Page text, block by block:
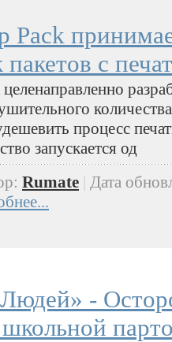
Pack
с
процесс
запускается од
Rumate
Дата
-
школьной